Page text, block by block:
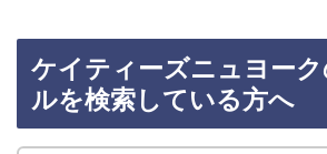
ケイティーズニュヨー
ルを検索している方へ